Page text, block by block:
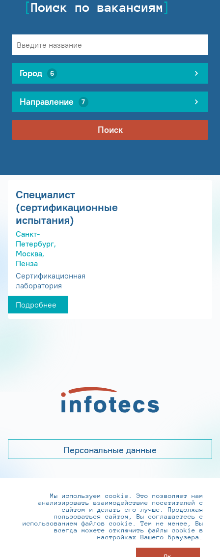
Поиск по вакансиям
Город 6
Направление 7
Поиск
Специалист
(сертификационные
испытания)
Санкт-
Петербург,
Москва,
Пенза
Сертификационная
лаборатория
Подробнее
Персональные данные
+7 (495) 737-6192, 8-800-250-0-260
practice@infotecs.ru,hr@infotecs.ru
127273, г. Москва, Отрадная ул., 2Б строение 1
Мы используем cookie. Это позволяет нам
анализировать взаимодействие посетителей с
сайтом и делать его лучше. Продолжая
пользоваться сайтом, Вы соглашаетесь с
использованием файлов cookie. Тем не менее, Вы
всегда можете отключить файлы cookie в
настройках Вашего браузера.